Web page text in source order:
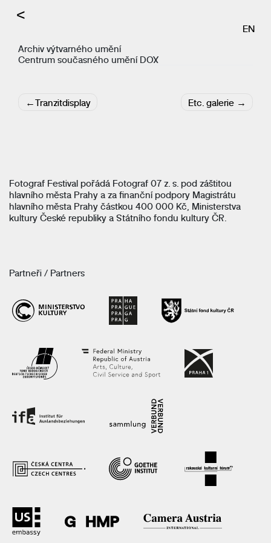
<
EN
Archiv výtvarného umění
Centrum současného umění DOX
Navigace
pro
Tranzitdisplay Etc. galerie
Fotograf Festival pořádá Fotograf 07 z. s. pod záštitou
hlavního města Prahy a za finanční podpory Magistrátu
hlavního města Prahy částkou 400 000 Kč, Ministerstva
kultury České republiky a Státního fondu kultury ČR.
Partneři / Partners